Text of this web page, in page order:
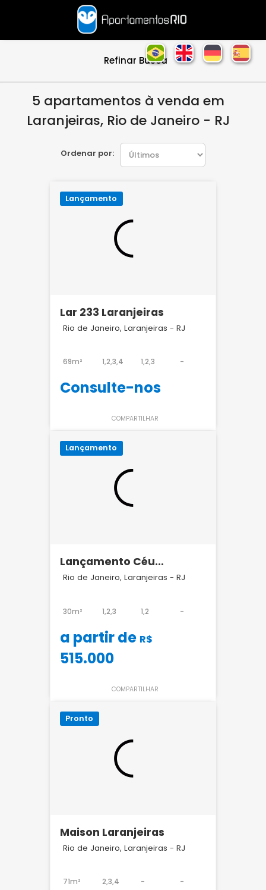
Refinar Busca
5 apartamentos à venda em
Laranjeiras, Rio de Janeiro - RJ
Ordenar por:
Lançamento
Lar 233 Laranjeiras
Rio de Janeiro, Laranjeiras - RJ
69m² 1,2,3,4 1,2,3 -
Consulte-nos
COMPARTILHAR
Lançamento
Lançamento Céu
Laranjeiras
Rio de Janeiro, Laranjeiras - RJ
30m² 1,2,3 1,2 -
a partir de R$
515.000
COMPARTILHAR
Pronto
Maison Laranjeiras
Rio de Janeiro, Laranjeiras - RJ
71m² 2,3,4 - -